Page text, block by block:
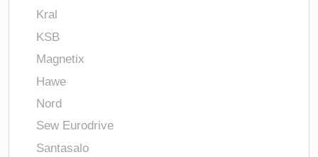
Kral
KSB
Magnetix
Hawe
Nord
Sew Eurodrive
Santasalo